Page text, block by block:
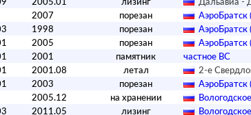
2007 порезан АэроБратск
1998 порезан АэроБратск
2005 порезан АэроБратск
2001 памятник ­частное ВС­
2001.08 летал 2-е
2003 порезан АэроБратск
2005.12 на хранении
2011.05 лизинг